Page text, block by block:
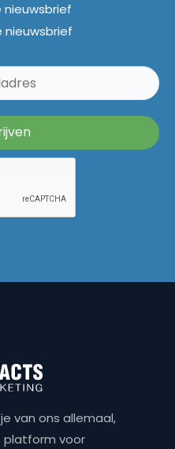
nieuwsbrief
nieuwsbrief
van ons allemaal,
platform voor